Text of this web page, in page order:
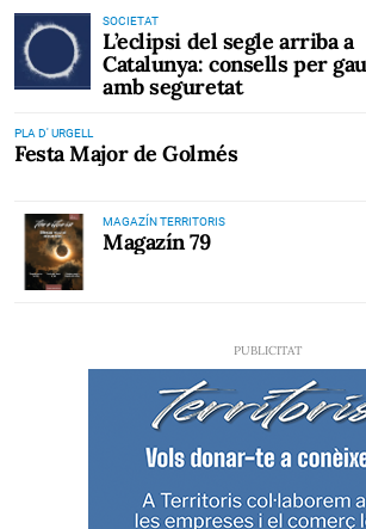
SOCIETAT
L’eclipsi del segle arriba a
Catalunya: consells per
amb seguretat
PLA D' URGELL
Festa Major de Golmés
MAGAZÍN TERRITORIS
Magazín 79